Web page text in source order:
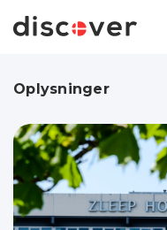
Oplysninger